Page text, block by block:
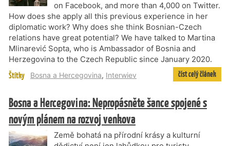
on Facebook, and more than 4,000 on Twitter.
How does she apply all this previous experience in her
diplomatic work? Why does she think Bosnian-Czech
relations have great potential? We have talked to Martina
Mlinarević Sopta, who is Ambassador of Bosnia and
Herzegovina to the Czech Republic since January 2020.
Štítky Bosna a Hercegovina, Interwiev číst celý článek
Bosna a Hercegovina: Nepropásněte šance spojené s
novým plánem na rozvoj venkova
Země bohatá na přírodní krásy a kulturní